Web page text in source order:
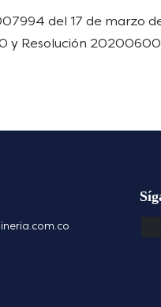
del 17 de marzo
Resolución